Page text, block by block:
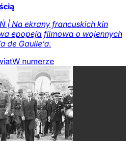
| Na ekrany francuskich kin
epopeja filmowa o wojennych
de Gaulle’a.
W numerze